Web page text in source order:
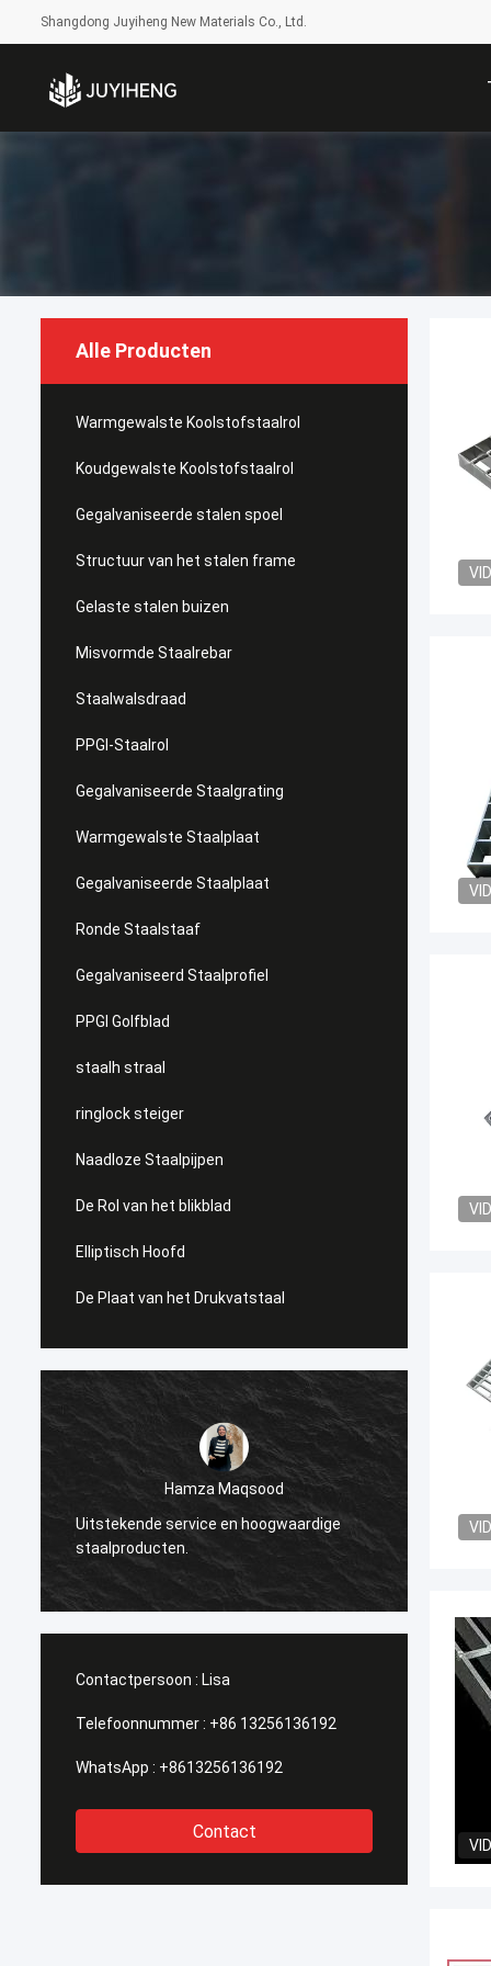
Shangdong Juyiheng New Materials Co., Ltd.
Alle Producten
Warmgewalste Koolstofstaalrol
Koudgewalste Koolstofstaalrol
Gegalvaniseerde stalen spoel
Structuur van het stalen frame
Gelaste stalen buizen
Misvormde Staalrebar
Staalwalsdraad
PPGI-Staalrol
Gegalvaniseerde Staalgrating
Warmgewalste Staalplaat
Gegalvaniseerde Staalplaat
Ronde Staalstaaf
Gegalvaniseerd Staalprofiel
PPGI Golfblad
staalh straal
ringlock steiger
Naadloze Staalpijpen
De Rol van het blikblad
Elliptisch Hoofd
De Plaat van het Drukvatstaal
Hamza Maqsood
Uitstekende service en hoogwaardige
staalproducten.
van
Contactpersoon : Lisa
Telefoonnummer : +86 13256136192
WhatsApp : +8613256136192
Contact